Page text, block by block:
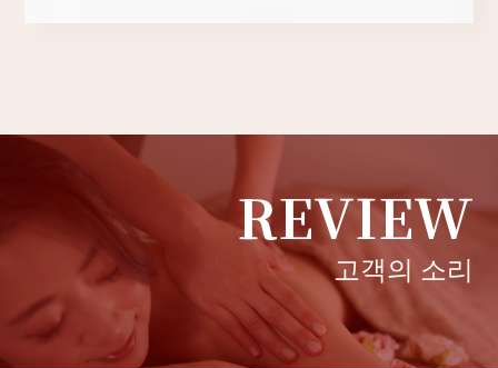
REVIEW
고객의 소리